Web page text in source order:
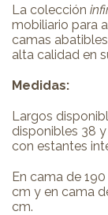
La colección
mobiliario para
camas
alta calidad en
Medidas:
Largos
disponibles 38
con estantes
En cama de
cm y en cama
cm.